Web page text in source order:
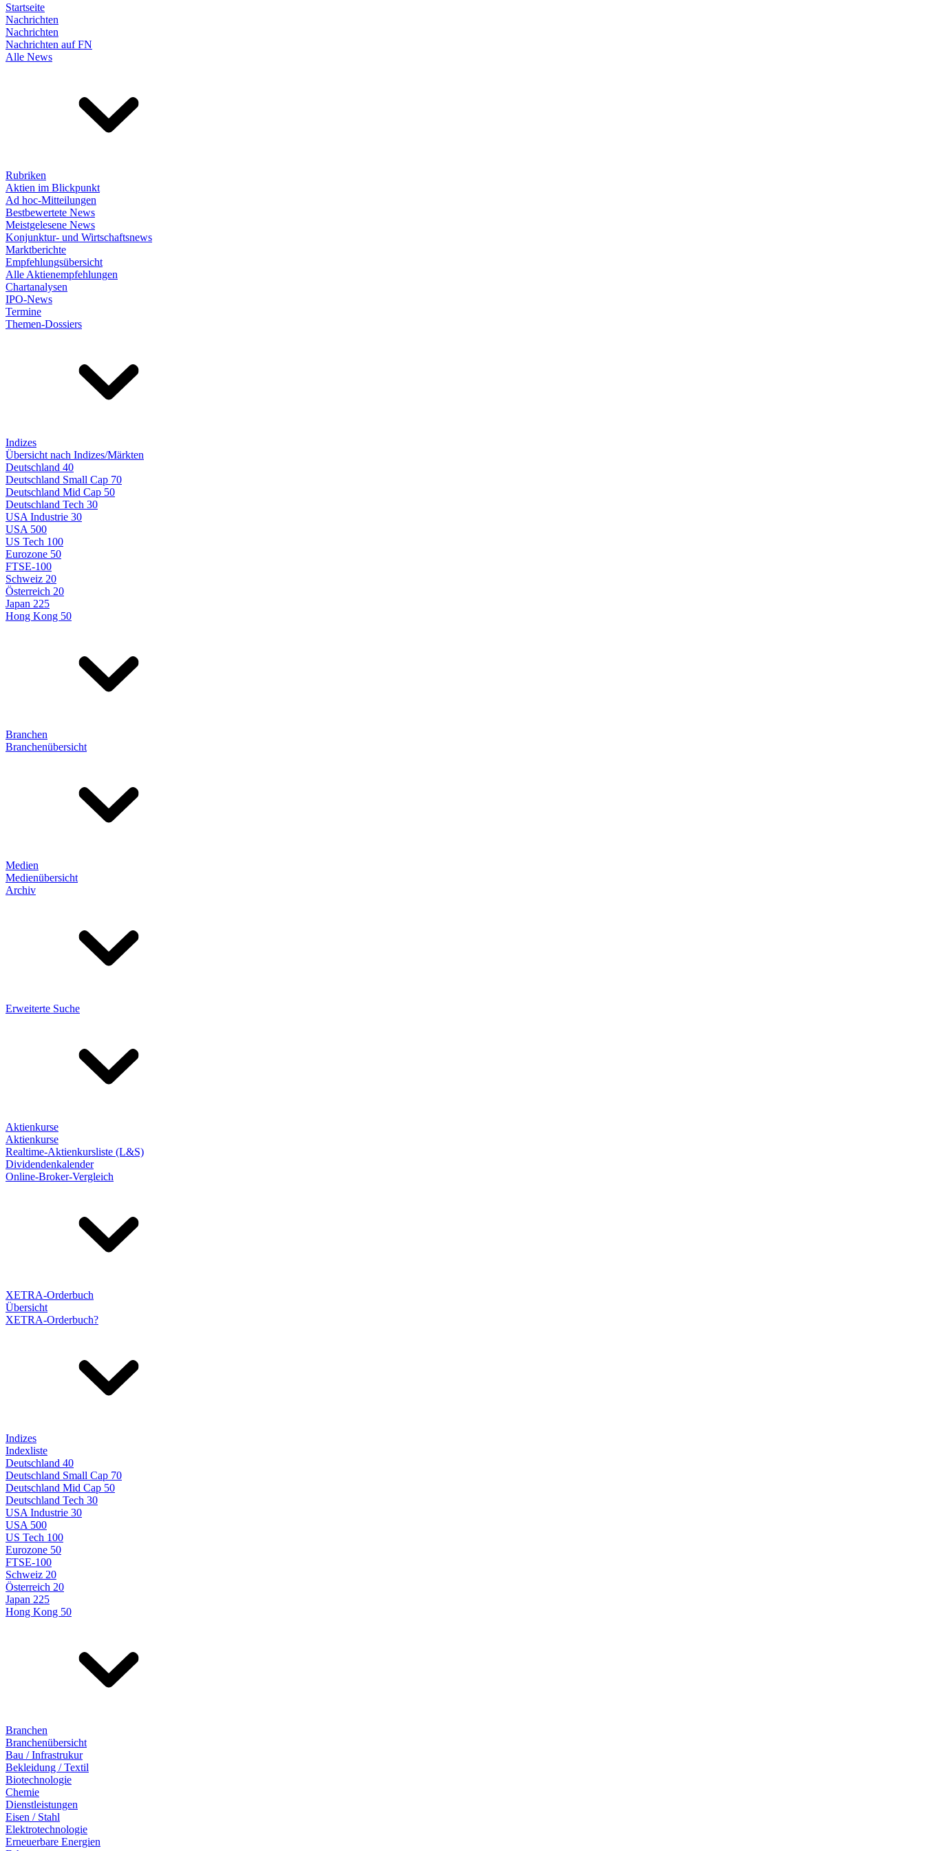
Startseite
Nachrichten
Nachrichten
Nachrichten auf FN
Alle News
Rubriken
Aktien im Blickpunkt
Ad hoc-Mitteilungen
Bestbewertete News
Meistgelesene News
Konjunktur- und Wirtschaftsnews
Marktberichte
Empfehlungsübersicht
Alle Aktienempfehlungen
Chartanalysen
IPO-News
Termine
Themen-Dossiers
Indizes
Übersicht nach Indizes/Märkten
Deutschland 40
Deutschland Small Cap 70
Deutschland Mid Cap 50
Deutschland Tech 30
USA Industrie 30
USA 500
US Tech 100
Eurozone 50
FTSE-100
Schweiz 20
Österreich 20
Japan 225
Hong Kong 50
Branchen
Branchenübersicht
Medien
Medienübersicht
Archiv
Erweiterte Suche
Aktienkurse
Aktienkurse
Realtime-Aktienkursliste (L&S)
Dividendenkalender
Online-Broker-Vergleich
XETRA-Orderbuch
Übersicht
XETRA-Orderbuch?
Indizes
Indexliste
Deutschland 40
Deutschland Small Cap 70
Deutschland Mid Cap 50
Deutschland Tech 30
USA Industrie 30
USA 500
US Tech 100
Eurozone 50
FTSE-100
Schweiz 20
Österreich 20
Japan 225
Hong Kong 50
Branchen
Branchenübersicht
Bau / Infrastrukur
Bekleidung / Textil
Biotechnologie
Chemie
Dienstleistungen
Eisen / Stahl
Elektrotechnologie
Erneuerbare Energien